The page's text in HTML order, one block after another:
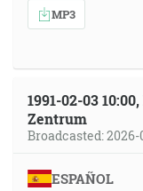
MP3
1991-02-03
Zentrum
Broadcasted: 2026-
ESPAÑOL